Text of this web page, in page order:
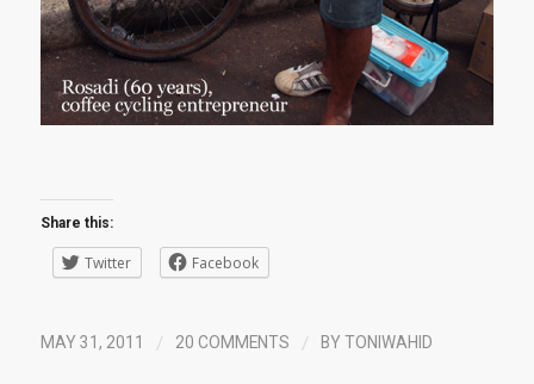
Share this:
Twitter Facebook
MAY 31, 2011 / 20 COMMENTS / BY TONIWAHID